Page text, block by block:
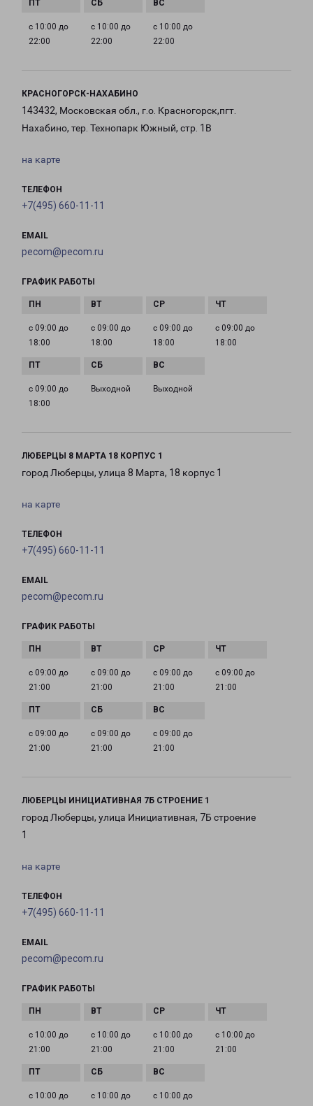
с 10:00 до
22:00
с 10:00 до
22:00
с 10:00 до
22:00
КРАСНОГОРСК-НАХАБИНО
143432, Московская обл., г.о. Красногорск,пгт.
Нахабино, тер. Технопарк Южный, стр. 1В
на карте
ТЕЛЕФОН
+7(495) 660-11-11
EMAIL
pecom@pecom.ru
ГРАФИК РАБОТЫ
с 09:00 до
18:00
с 09:00 до
18:00
с 09:00 до
18:00
с 09:00 до
18:00
с 09:00 до
18:00
Выходной Выходной
ЛЮБЕРЦЫ 8 МАРТА 18 КОРПУС 1
город Люберцы, улица 8 Марта, 18 корпус 1
на карте
ТЕЛЕФОН
+7(495) 660-11-11
EMAIL
pecom@pecom.ru
ГРАФИК РАБОТЫ
с 09:00 до
21:00
с 09:00 до
21:00
с 09:00 до
21:00
с 09:00 до
21:00
с 09:00 до
21:00
с 09:00 до
21:00
с 09:00 до
21:00
ЛЮБЕРЦЫ ИНИЦИАТИВНАЯ 7Б СТРОЕНИЕ 1
город Люберцы, улица Инициативная, 7Б строение
1
на карте
ТЕЛЕФОН
+7(495) 660-11-11
EMAIL
pecom@pecom.ru
ГРАФИК РАБОТЫ
с 10:00 до
21:00
с 10:00 до
21:00
с 10:00 до
21:00
с 10:00 до
21:00
с 10:00 до
с 10:00 до
с 10:00 до